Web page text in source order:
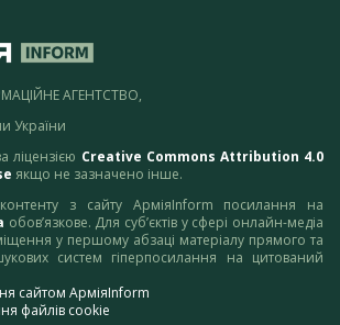
АГЕНТСТВО,
України
ліцензією Creative Commons Attribution 4.0
якщо не зазначено інше.
з сайту АрміяInform посилання на
обов’язкове. Для суб’єктів у сфері онлайн-медіа
у першому абзаці матеріалу прямого та
систем гіперпосилання на цитований
сайтом АрміяInform
файлів cookie